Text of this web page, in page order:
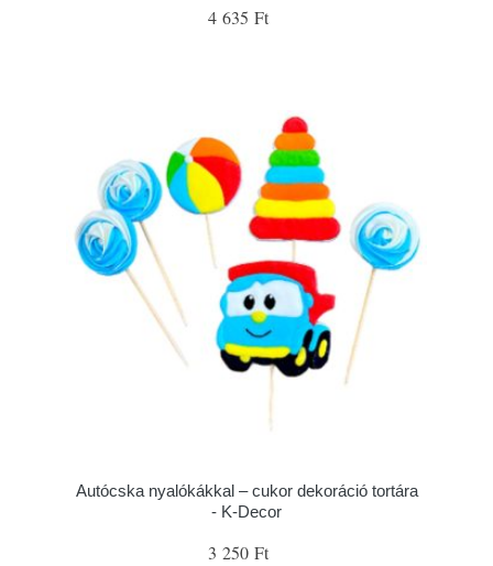
4 635 Ft
Autócska nyalókákkal – cukor dekoráció tortára
- K-Decor
3 250 Ft